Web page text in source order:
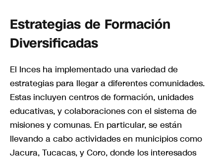
Estrategias de Formación
Diversificadas
El Inces ha implementado una variedad de
estrategias para llegar a diferentes comunidades.
Estas incluyen centros de formación, unidades
educativas, y colaboraciones con el sistema de
misiones y comunas. En particular, se están
llevando a cabo actividades en municipios como
Jacura, Tucacas, y Coro, donde los interesados